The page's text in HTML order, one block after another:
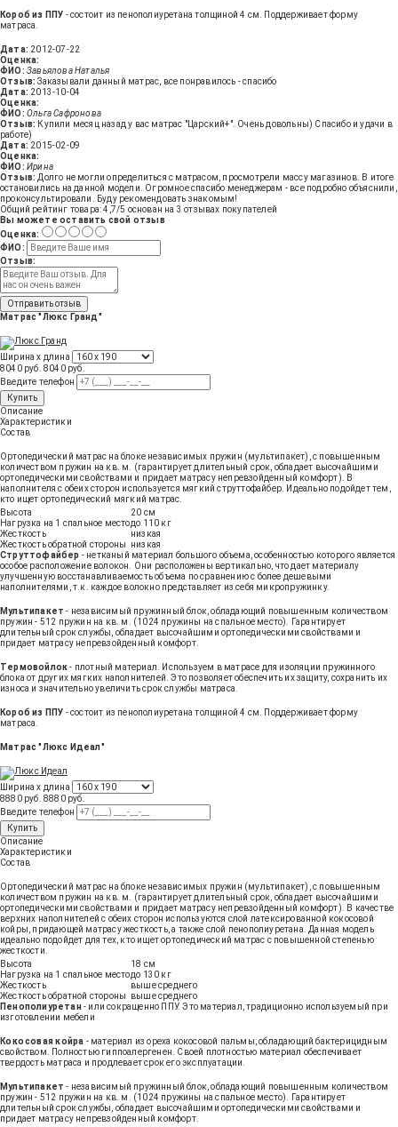
Короб из ППУ - состоит из пенополиуретана толщиной 4 см. Поддерживает форму
матраса.
Дата: 2012-07-22
Оценка:
ФИО: Завьялова Наталья
Отзыв: Заказывали данный матрас, все понравилось - спасибо
Дата: 2013-10-04
Оценка:
ФИО: Ольга Сафронова
Отзыв: Купили месяц назад у вас матрас "Царский+". Очень довольны) Спасибо и удачи в
работе)
Дата: 2015-02-09
Оценка:
ФИО: Ирина
Отзыв: Долго не могли определиться с матрасом, просмотрели массу магазинов. В итоге
остановились на данной модели. Огромное спасибо менеджерам - все подробно объяснили,
проконсультировали. Буду рекомендовать знакомым!
Общий рейтинг товара:4,7/5 основан на 3 отзывах покупателей
Вы можете оставить свой отзыв
Оценка:
ФИО:
Отзыв:
Отправить отзыв
Матрас "Люкс Гранд"
Ширина х длина
8040 руб. 8040 руб.
Введите телефон
Купить
Описание
Характеристики
Состав
Ортопедический матрас на блоке независимых пружин (мультипакет), с повышенным
количеством пружин на кв. м. (гарантирует длительный срок, обладает высочайшими
ортопедическими свойствами и придает матрасу непревзойденный комфорт). В
наполнителя с обеих сторон используется мягкий струттофайбер. Идеально подойдет тем,
кто ищет ортопедический мягкий матрас.
Высота
20 см
Нагрузка на 1 спальное местодо 110 кг
Жесткость
низкая
Жесткость обратной стороны
низкая
Струттофайбер - нетканый материал большого объема, особенностью которого является
особое расположение волокон. Они расположены вертикально, что дает материалу
улучшенную восстанавливаемость объема по сравнению с более дешевыми
наполнителями, т.к. каждое волокно представляет из себя микропружинку.
Мультипакет - независимый пружинный блок, обладающий повышенным количеством
пружин - 512 пружин на кв. м. (1024 пружины на спальное место). Гарантирует
длительный срок службы, обладает высочайшими ортопедическими свойствами и
придает матрасу непревзойденный комфорт.
Термовойлок- плотный материал. Используем в матрасе для изоляции пружинного
блока от других мягких наполнителей. Это позволяет обеспечить их защиту, сохранить их
износа и значительно увеличить срок службы матраса.
Короб из ППУ - состоит из пенополиуретана толщиной 4 см. Поддерживает форму
матраса.
Матрас "Люкс Идеал"
Ширина х длина
8880 руб. 8880 руб.
Введите телефон
Купить
Описание
Характеристики
Состав
Ортопедический матрас на блоке независимых пружин (мультипакет), с повышенным
количеством пружин на кв. м. (гарантирует длительный срок, обладает высочайшими
ортопедическими свойствами и придает матрасу непревзойденный комфорт). В качестве
верхних наполнителей с обеих сторон используются слой латексированной кокосовой
койры, придающей матрасу жесткость, а также слой пенополиуретана. Данная модель
идеально подойдет для тех, кто ищет ортопедический матрас с повышенной степенью
жесткости.
Высота
18 см
Нагрузка на 1 спальное местодо 130 кг
Жесткость
выше среднего
Жесткость обратной стороны
выше среднего
Пенополиуретан - или сокращенно ППУ. Это материал, традиционно используемый при
изготовлении мебели
Кокосовая койра - материал из ореха кокосовой пальмы, обладающий бактерицидным
свойством. Полностью гиппоалергенен. Своей плотностью материал обеспечивает
твердость матраса и продлевает срок его эксплуатации.
Мультипакет - независимый пружинный блок, обладающий повышенным количеством
пружин - 512 пружин на кв. м. (1024 пружины на спальное место). Гарантирует
длительный срок службы, обладает высочайшими ортопедическими свойствами и
придает матрасу непревзойденный комфорт.